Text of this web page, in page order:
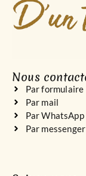
Nous
Par formulaire
Par mail
Par WhatsApp
Par messenger